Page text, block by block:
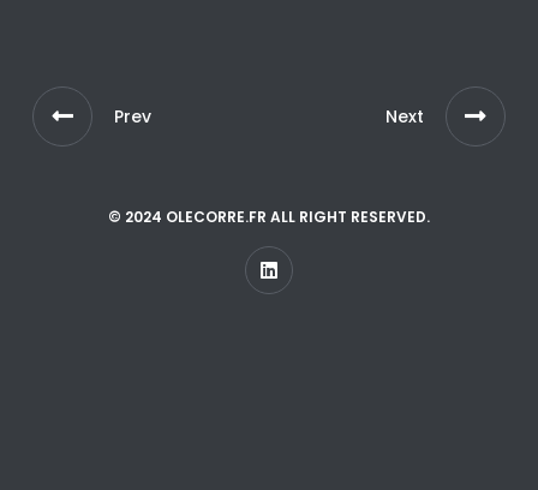
Prev Next
© 2024 OLECORRE.FR ALL RIGHT RESERVED.